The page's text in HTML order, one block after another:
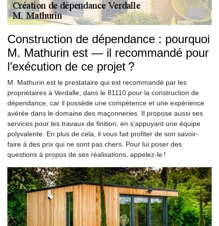
Construction de dépendance : pourquoi
M. Mathurin est — il recommandé pour
l’exécution de ce projet ?
M. Mathurin est le prestataire qui est recommandé par les
propriétaires à Verdalle, dans le 81110 pour la construction de
dépendance, car il possède une compétence et une expérience
avérée dans le domaine des maçonneries. Il propose aussi ses
services pour les travaux de finition, en s’appuyant une équipe
polyvalente. En plus de cela, il vous fait profiter de son savoir-
faire à des prix qui ne sont pas chers. Pour lui poser des
questions à propos de ses réalisations, appelez-le !